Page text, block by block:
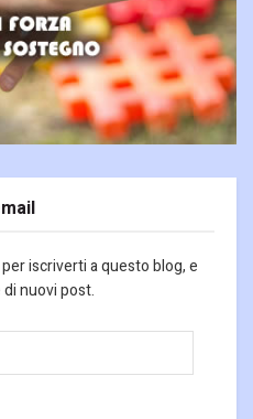
iscriverti a questo blog, e
nuovi post.